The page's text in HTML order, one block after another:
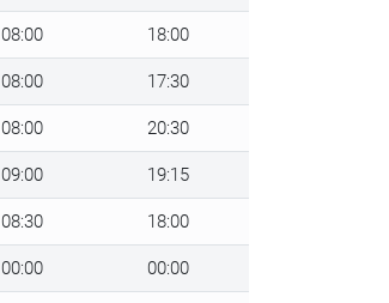
08:00 18:00
08:00 17:30
08:00 20:30
09:00 19:15
08:30 18:00
00:00 00:00